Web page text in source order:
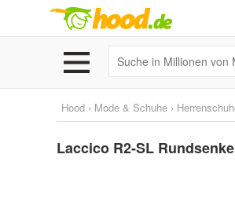
Hood › Mode & Schuhe ›
Laccico R2-SL